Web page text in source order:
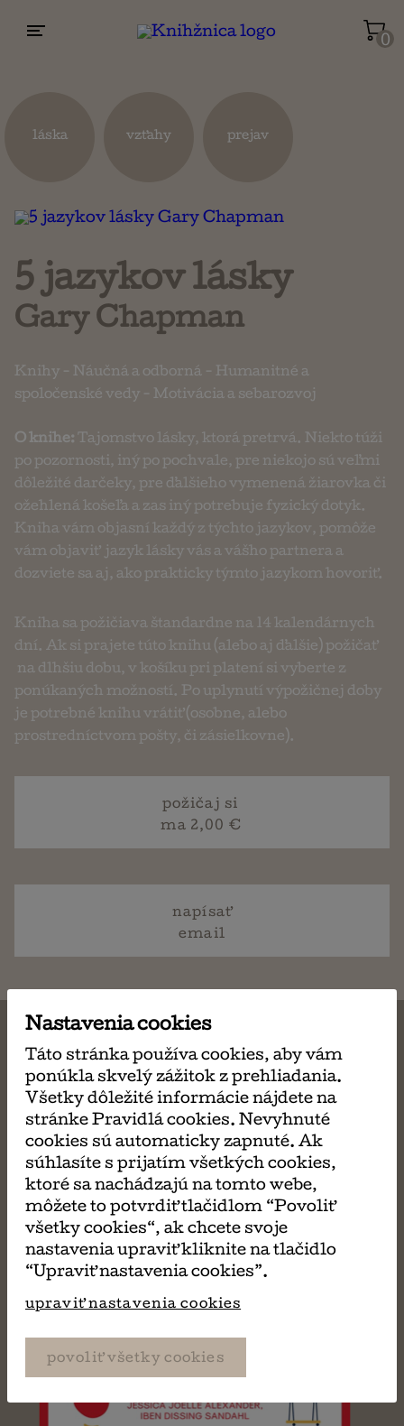
0
láska vzťahy prejav
5 jazykov lásky
Gary Chapman
Knihy - Náučná a odborná - Humanitné a
spoločenské vedy - Motivácia a sebarozvoj
O knihe: Tajomstvo lásky, ktorá pretrvá. Niekto túži
po pozornosti, iný po pochvale, pre niekojo sú veľmi
dôležité darčeky, pre ďalšieho vymenená žiarovka či
ožehlená košeľa a zas iný potrebuje fyzický dotyk.
Kniha vám objasní každý z týchto jazykov, pomôže
vám objaviť jazyk lásky vás a vášho partnera a
dozviete sa aj, ako prakticky týmto jazykom hovoriť.
Kniha sa požičiava štandardne na 14 kalendárnych
dní. Ak si prajete túto knihu (alebo aj ďalšie) požičať
na dlhšiu dobu, v košíku pri platení si vyberte z
ponúkaných možností. Po uplynutí výpožičnej doby
je potrebné knihu vrátiť (osobne, alebo
prostredníctvom pošty, či zásielkovne).
požičaj si
ma 2,00 €
napísať
email
MÔŽE SA VÁM TIEŽ
PÁČIŤ
Dar
Stefanos Xenakis
Nastavenia cookies
Táto stránka používa cookies, aby vám
ponúkla skvelý zážitok z prehliadania.
Všetky dôležité informácie nájdete na
stránke Pravidlá cookies. Nevyhnuté
cookies sú automaticky zapnuté. Ak
súhlasíte s prijatím všetkých cookies,
ktoré sa nachádzajú na tomto webe,
môžete to potvrdiť tlačidlom “Povoliť
všetky cookies“, ak chcete svoje
nastavenia upraviť kliknite na tlačidlo
“Upraviť nastavenia cookies”.
upraviť nastavenia cookies
povoliť všetky cookies